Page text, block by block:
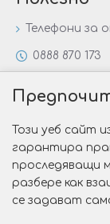
Телефони за
0888 870 173
Специални
Защо да
Как да
Този уеб сайт
гарантира
проследяващи
разбере как
се задават